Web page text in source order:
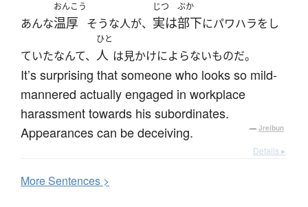
あんな
おんこう
温厚 そうな人が、
じつ
実は
ぶか
部下にパワハラをし
ていたなんて、
ひと
人 は見かけによらないものだ。
It’s surprising that someone who looks so mild-
mannered actually engaged in workplace
harassment towards his subordinates.
Appearances can be deceiving.
— Jreibun
Details ▸
MoreSentences >